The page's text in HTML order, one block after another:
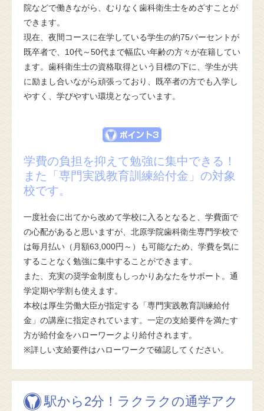
院などで働きながら、むりなく歯科衛生士をめざすことが
できます。
現在、夜間コースに在学している学生の約75パーセントが
既卒者で、10代～50代まで幅広い年齢の方々が在籍してい
ます。歯科衛生士の資格取得という目標の下に、学生が共
に励まし合いながら頑張っており、既卒者の方でも入学し
やすく、学びやすい環境となっています。
学費の負担を抑えて勉強に集中できる！
また「専門実践教育訓練給付金」の対象
校です。
一度社会に出てから改めて学校に入るとなると、学費面で
の心配があると思いますが、北原学院歯科衛生専門学校で
は毎月払い（月額63,000円～）も可能なため、学費を気に
することなく勉強に集中することができます。
また、充実の奨学金制度もしっかりあなたをサポート。通
学定期や学割も使えます。
本校は厚生労働大臣が指定する「専門実践教育訓練給付
金」の講座に指定されています。一定の支給要件を満たす
方が給付金をハローワークより給付されます。
※詳しい支給要件はハローワークで確認してください。
駅から2分！ラクラクの通学アク